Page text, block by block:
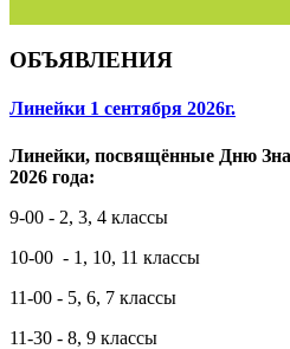
ОБЪЯВЛЕНИЯ
Линейки 1 сентября 2026г.
Линейки, посвящённые Дню
2026 года:
9-00 - 2, 3, 4 классы
10-00 - 1, 10, 11 классы
11-00 - 5, 6, 7 классы
11-30 - 8, 9 классы